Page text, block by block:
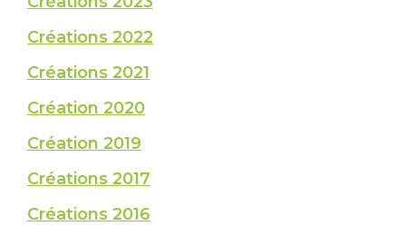
Créations 2022
Créations 2021
Création 2020
Création 2019
Créations 2017
Créations 2016